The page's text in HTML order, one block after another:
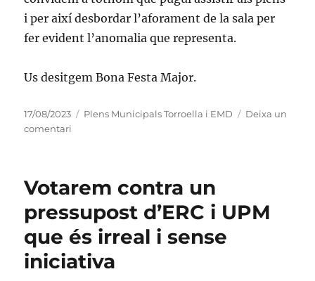
i per així desbordar l’aforament de la sala per
fer evident l’anomalia que representa.
Us desitgem Bona Festa Major.
Publicat
el
17/08/2023 Categories
Plens Municipals Torroella i EMD
Deixa un
comentari
la
legislatura
Votarem contra un
pressupost d’ERC i UPM
que és irreal i sense
iniciativa